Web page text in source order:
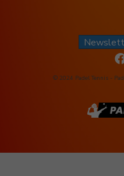
© 2024 Padel Tennis -